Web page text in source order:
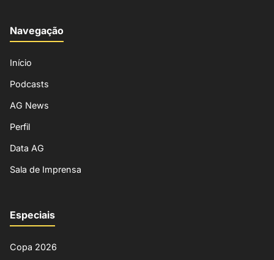
Navegação
Início
Podcasts
AG News
Perfil
Data AG
Sala de Imprensa
Especiais
Copa 2026